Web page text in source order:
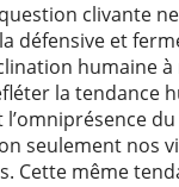
clivante
défensive et
humaine
la tendance
seulement nos
Cette même